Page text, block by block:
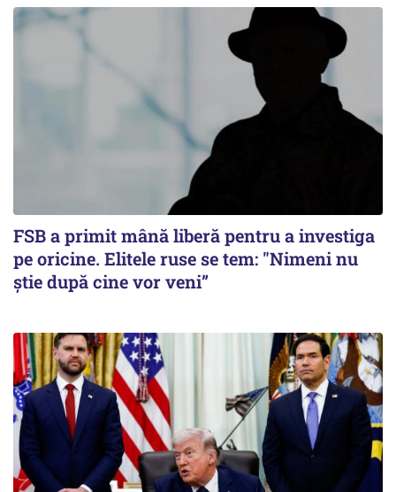
FSB a primit mână liberă pentru a investiga
pe oricine. Elitele ruse se tem: "Nimeni nu
știe după cine vor veni”